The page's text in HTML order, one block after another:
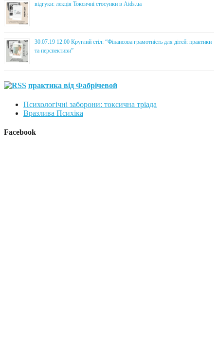
відгуки: лекція Токсичні стосунки в Aids.ua
30.07.19 12:00 Круглий стіл: “Фінансова грамотність для дітей: практики
та перспективи”
практика від Фабрічевой
Психологічні заборони: токсична тріада
Вразлива Психіка
Facebook